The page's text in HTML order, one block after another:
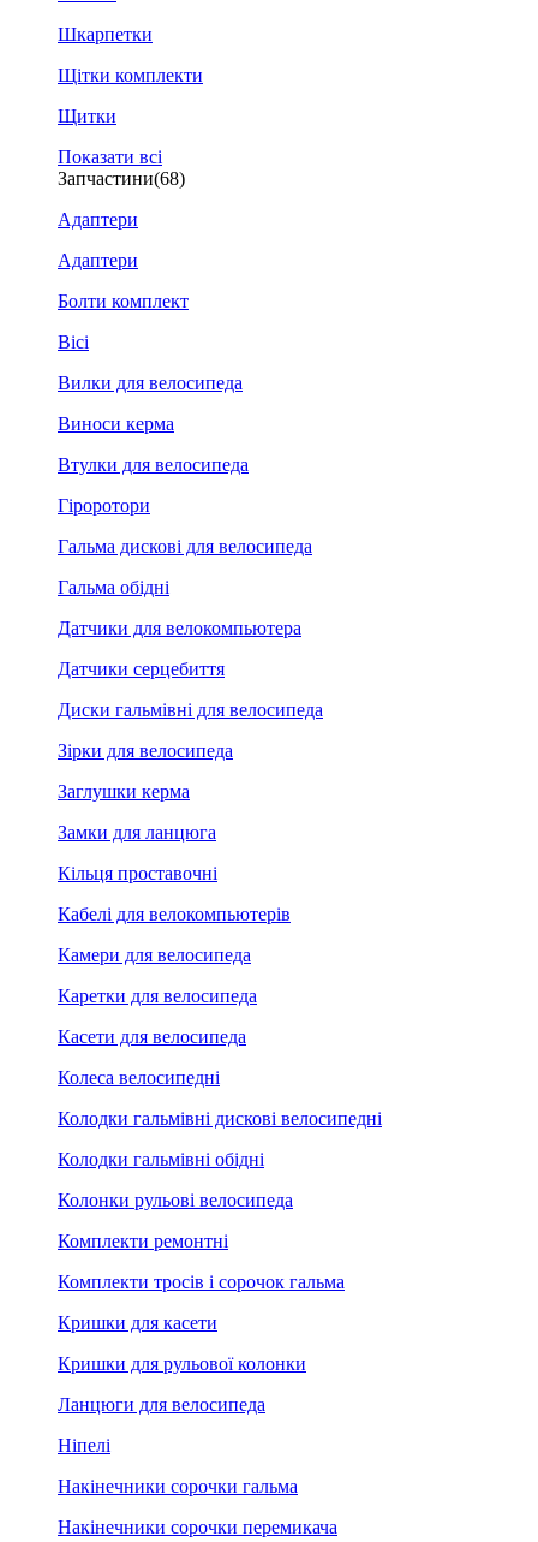
Шкарпетки
Щітки комплекти
Щитки
Показати всі
Запчастини(68)
Адаптери
Адаптери
Болти комплект
Вісі
Вилки для велосипеда
Виноси керма
Втулки для велосипеда
Гіроротори
Гальма дискові для велосипеда
Гальма обідні
Датчики для велокомпьютера
Датчики серцебиття
Диски гальмівні для велосипеда
Зірки для велосипеда
Заглушки керма
Замки для ланцюга
Кільця проставочні
Кабелі для велокомпьютерів
Камери для велосипеда
Каретки для велосипеда
Касети для велосипеда
Колеса велосипедні
Колодки гальмівні дискові велосипедні
Колодки гальмівні обідні
Колонки рульові велосипеда
Комплекти ремонтні
Комплекти тросів і сорочок гальма
Кришки для касети
Кришки для рульової колонки
Ланцюги для велосипеда
Ніпелі
Накінечники сорочки гальма
Накінечники сорочки перемикача